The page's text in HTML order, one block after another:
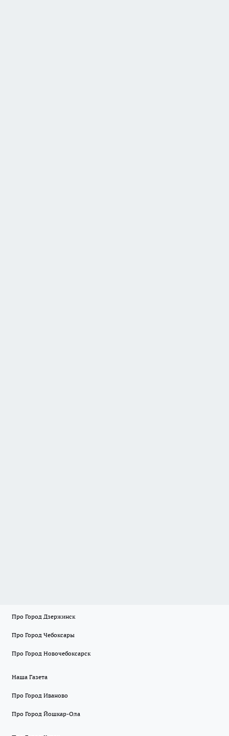
Про Город Дзержинск
Про Город Чебоксары
Про Город Новочебоксарск
Наша Газета
Про Город Иваново
Про Город Йошкар-Ола